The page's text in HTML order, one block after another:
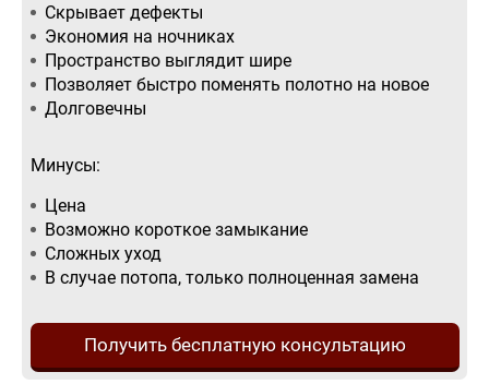
Скрывает дефекты
Экономия на ночниках
Пространство выглядит шире
Позволяет быстро поменять полотно на новое
Долговечны
Минусы:
Цена
Возможно короткое замыкание
Сложных уход
В случае потопа, только полноценная замена
Получить бесплатную консультацию